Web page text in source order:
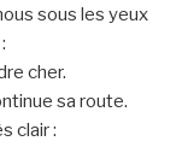
sous les yeux
cher.
sa route.
clair :